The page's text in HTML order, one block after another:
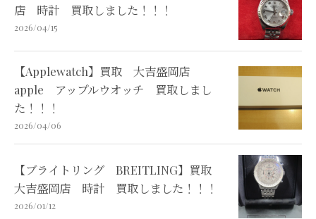
店 時計 買取しました！！！
2026/04/15
【Applewatch】買取 大吉盛岡店
apple アップルウオッチ 買取しまし
た！！！
2026/04/06
【ブライトリング BREITLING】買取
大吉盛岡店 時計 買取しました！！！
2026/01/12